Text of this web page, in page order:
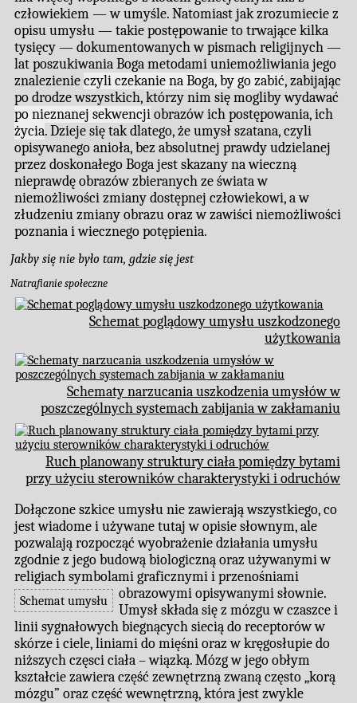
człowiekiem — w umyśle. Natomiast jak zrozumiecie z
opisu umysłu — takie postępowanie to trwające kilka
tysięcy — dokumentowanych w pismach religijnych —
lat poszukiwania Boga metodami uniemożliwiania jego
znalezienieczyli czekanie na Boga, by go zabić, zabijając
po drodze wszystkich, którzy nim się mogliby wydawać
po nieznanej sekwencjiobrazów ich postępowania, ich
życia. Dzieje się tak dlatego, że umysł szatana, czyli
opisywanego anioła, bez absolutnej prawdy udzielanej
przez doskonałego Boga jest skazany na wieczną
nieprawdę obrazów zbieranych ze świata w
niemożliwości zmiany dostępnej człowiekowi, a w
złudzeniu zmiany obrazu oraz w zawiści niemożliwości
poznania i wiecznego potępienia.
Jakby się nie było tam, gdzie się jest
Natrafianie społeczne
Schemat poglądowy umysłu uszkodzonego
użytkowania
Schematy narzucania uszkodzenia umysłów w
poszczególnych systemach zabijania w zakłamaniu
Ruch planowany struktury ciała pomiędzy bytami
przy użyciu sterowników charakterystyki i odruchów
Dołączone szkice umysłu nie zawierają wszystkiego, co
jest wiadome i używane tutaj w opisie słownym, ale
pozwalają rozpocząć wyobrażenie działania umysłu
zgodnie z jego budową biologiczną oraz używanymi w
religiach symbolami graficznymi i przenośniami
obrazowymi opisywanymi słownie.
Schemat umysłu
Umysł składa się z mózgu w czaszce i
linii sygnałowych biegnących siecią do receptorów w
skórze i ciele, liniami do mięśni oraz w kręgosłupie do
niższych częsci ciała – wiązką. Mózg w jego obłym
kształcie zawiera część zewnętrzną zwaną często „korą
mózgu” oraz część wewnętrzną, która jest zwykle